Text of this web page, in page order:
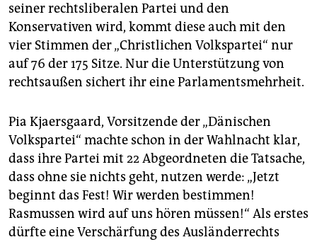
seiner rechtsliberalen Partei und den
Konservativen wird, kommt diese auch mit den
vier Stimmen der „Christlichen Volkspartei“ nur
auf 76 der 175 Sitze. Nur die Unterstützung von
rechtsaußen sichert ihr eine Parlamentsmehrheit.
Pia Kjaersgaard, Vorsitzende der „Dänischen
Volkspartei“ machte schon in der Wahlnacht klar,
dass ihre Partei mit 22 Abgeordneten die Tatsache,
dass ohne sie nichts geht, nutzen werde: „Jetzt
beginnt das Fest! Wir werden bestimmen!
Rasmussen wird auf uns hören müssen!“ Als erstes
dürfte eine Verschärfung des Ausländerrechts